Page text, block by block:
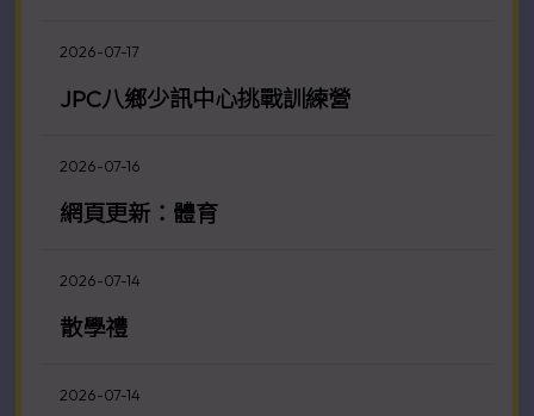
2026-07-17
JPC八鄉少訊中心挑戰訓練營
2026-07-16
網頁更新：體育
2026-07-14
散學禮
2026-07-14